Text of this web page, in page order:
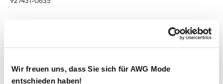
Wir freuen uns, dass Sie sich für AWG Mode
entschieden haben!
Pflegehinweise